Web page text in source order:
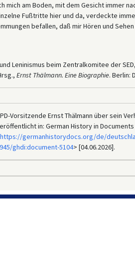
mich am Boden, mit dem Gesicht immer
Fußtritte hier und da, verdeckte
befallen, daß mir Hören und
Leninismus beim Zentralkomitee der
Ernst Thälmann. Eine Biographie. Berlin:
Vorsitzende Ernst Thälmann über sein
in: German History in
https://germanhistorydocs.org/de/
ghdi:document-5104> [04.06.2026].